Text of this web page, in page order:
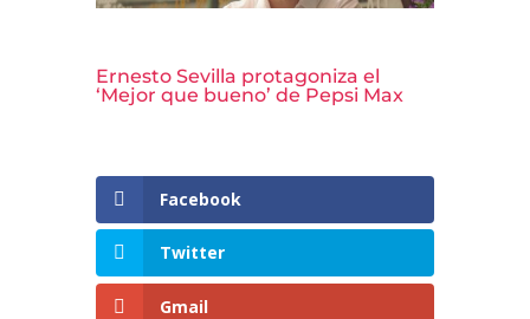
Ernesto Sevilla protagoniza el
‘Mejor que bueno’ de Pepsi Max
Facebook
Twitter
Gmail